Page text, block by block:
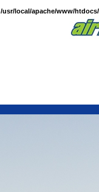
/usr/local/apache/www/